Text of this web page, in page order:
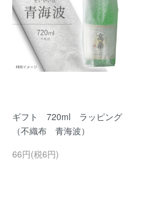
ギフト 720ml ラッピング
（不織布 青海波）
66円(税6円)